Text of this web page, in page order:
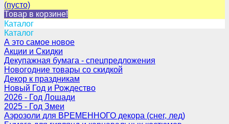
(пусто)
Товар в корзине!
Каталог
Каталог
А это самое новое
Акции и Скидки
Декупажная бумага - спецпредложения
Новогодние товары со скидкой
Декор к праздникам
Новый Год и Рождество
2026 - Год Лошади
2025 - Год Змеи
Аэрозоли для ВРЕМЕННОГО декора (снег, лед)